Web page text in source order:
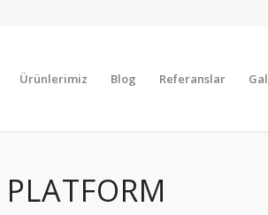
Ürünlerimiz Blog Referanslar